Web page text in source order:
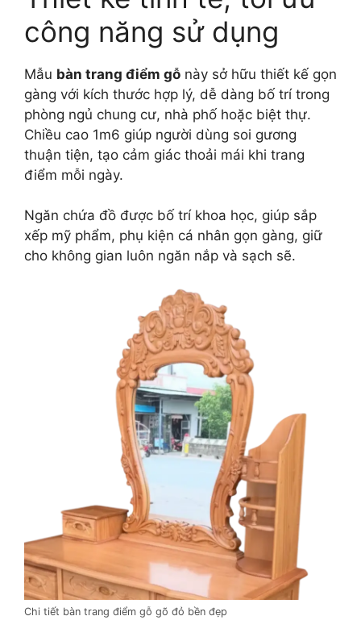
công năng sử dụng
Mẫu bàn trang điểm gỗ này sở hữu thiết kế gọn
gàng với kích thước hợp lý, dễ dàng bố trí trong
phòng ngủ chung cư, nhà phố hoặc biệt thự.
Chiều cao 1m6 giúp người dùng soi gương
thuận tiện, tạo cảm giác thoải mái khi trang
điểm mỗi ngày.
Ngăn chứa đồ được bố trí khoa học, giúp sắp
xếp mỹ phẩm, phụ kiện cá nhân gọn gàng, giữ
cho không gian luôn ngăn nắp và sạch sẽ.
Chi tiết bàn trang điểm gỗ gõ đỏ bền đẹp